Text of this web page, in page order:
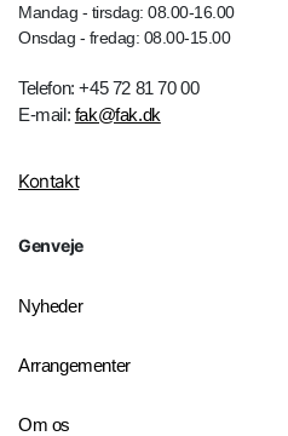
Mandag - tirsdag: 08.00-16.00
Onsdag - fredag: 08.00-15.00
Telefon: +45 72 81 70 00
E-mail: fak@fak.dk
Kontakt
Genveje
Nyheder
Arrangementer
Om os